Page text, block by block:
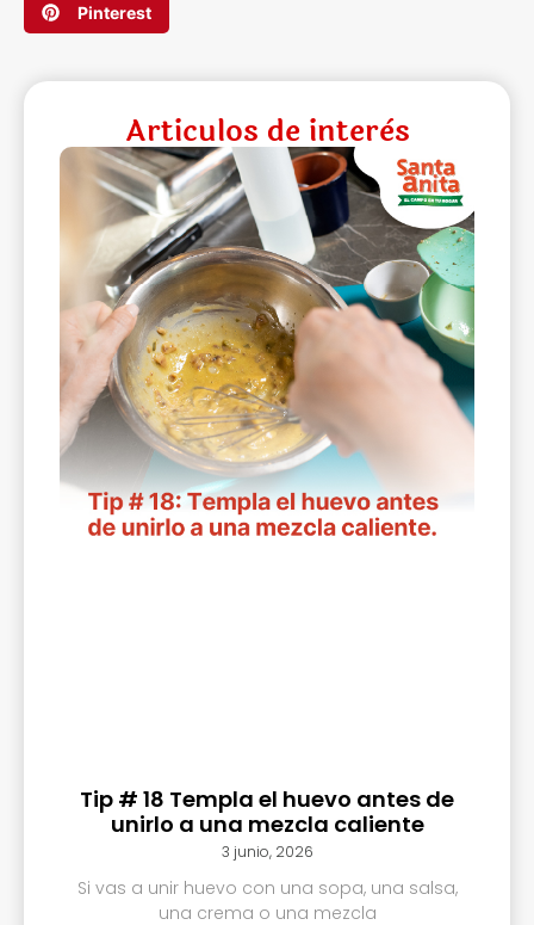
Pinterest
Articulos de interès
Tip # 18 Templa el huevo antes de
unirlo a una mezcla caliente
3 junio, 2026
Si vas a unir huevo con una sopa, una salsa,
una crema o una mezcla